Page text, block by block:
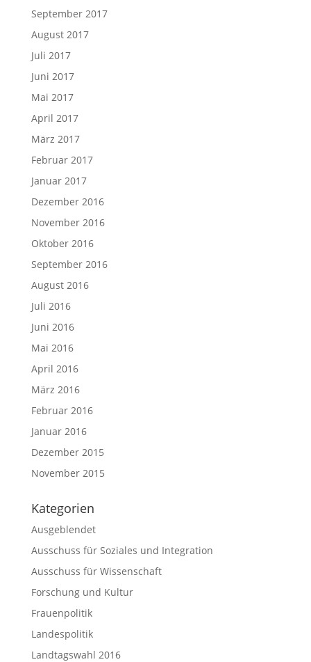
September 2017
August 2017
Juli 2017
Juni 2017
Mai 2017
April 2017
März 2017
Februar 2017
Januar 2017
Dezember 2016
November 2016
Oktober 2016
September 2016
August 2016
Juli 2016
Juni 2016
Mai 2016
April 2016
März 2016
Februar 2016
Januar 2016
Dezember 2015
November 2015
Kategorien
Ausgeblendet
Ausschuss für Soziales und Integration
Ausschuss für Wissenschaft
Forschung und Kultur
Frauenpolitik
Landespolitik
Landtagswahl 2016